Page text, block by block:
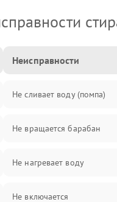
Неисправности
Не сливает воду (помпа)
Не вращается барабан
Не нагревает воду
Не включается